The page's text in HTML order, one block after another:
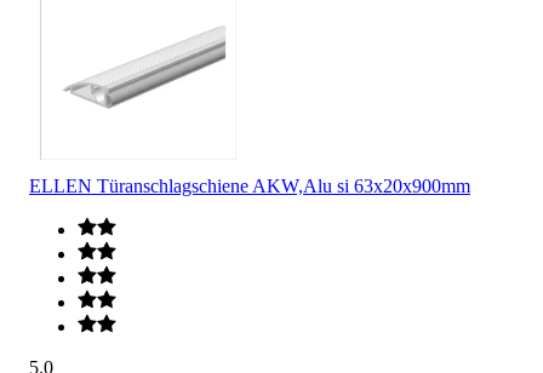
ELLEN Türanschlagschiene AKW,Alu si 63x20x900mm
5.0